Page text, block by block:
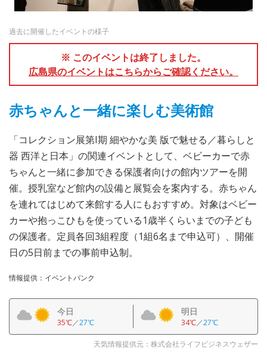
過去に開催したイベントの様子
※ このイベントは終了しました。
広島県のイベントはこちらからご確認ください。
赤ちゃんと一緒に楽しむ美術館
「コレクション展第I期 細やかな美 版で魅せる／暮らしと
器 西洋と日本」の関連イベントとして、ベビーカーで赤
ちゃんと一緒に参加できる保護者向けの館内ツアーを開
催。授乳室など館内の設備と展覧会を案内する。赤ちゃん
を連れてはじめて来館する人にもおすすめ。対象はベビー
カーや抱っこひもを使っている1歳半くらいまでの子ども
の保護者。定員各回3組程度（1組6名まで申込可）、開催
日の5日前までの事前申込制。
情報提供：イベントバンク
今日
35℃／27℃
明日
34℃／27℃
天気情報提供元：株式会社ライフビジネスウェザー